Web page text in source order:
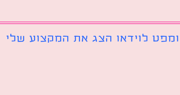
לוידאו הצג את המקצוע שלי